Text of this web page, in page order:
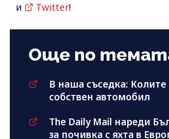
и
Twitter!
Още по
В наша съседка:
собствен автомобил
The Daily Mail нареди
за почивка с яхта в